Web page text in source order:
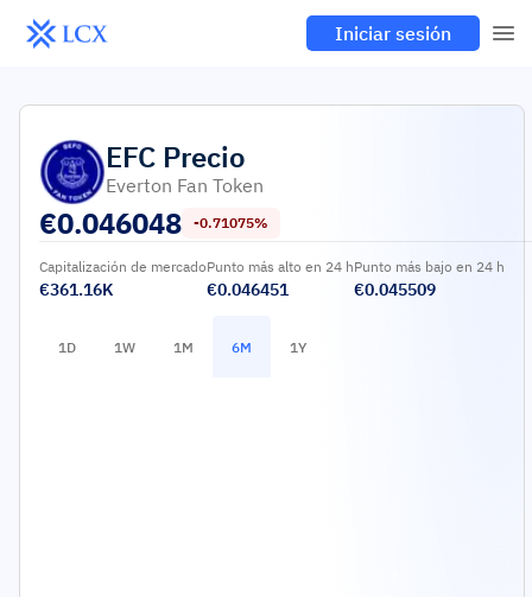
Iniciar sesión
EFC Precio
Everton Fan Token
€0.046048 -0.71075%
Capitalización de mercado
€361.16K
Punto más alto en 24 h
€0.046451
Punto más bajo en 24 h
€0.045509
1D 1W 1M 6M 1Y